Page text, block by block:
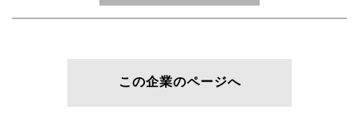
この企業のページへ